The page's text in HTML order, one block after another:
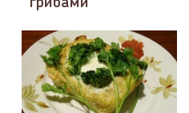
грибами